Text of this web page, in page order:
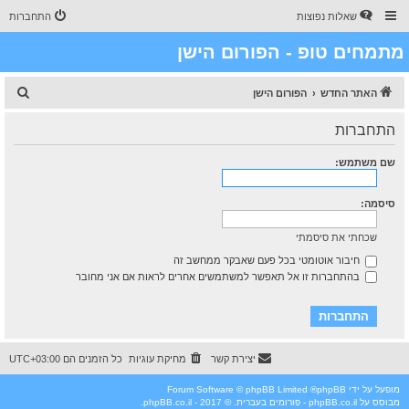
שאלות נפוצות התחברות
מתמחים טופ - הפורום הישן
האתר החדש הפורום הישן
התחברות
שם משתמש:
סיסמה:
שכחתי את סיסמתי
חיבור אוטומטי בכל פעם שאבקר ממחשב זה
בהתחברות זו אל תאפשר למשתמשים אחרים לראות אם אני מחובר
כל הזמנים הם UTC+03:00 מחיקת עוגיות יצירת קשר
מופעל על ידי phpBB
® Forum Software © phpBB Limited
מבוסס על phpBB.co.il - פורומים בעברית
. © 2017 - phpBB.co.il.